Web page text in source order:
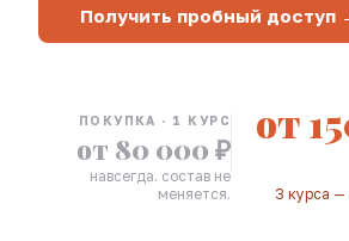
Получить пробный доступ
ПОКУПКА · 1 КУРС
от 80 000 ₽
навсегда. состав не
меняется.
от
3 курса —